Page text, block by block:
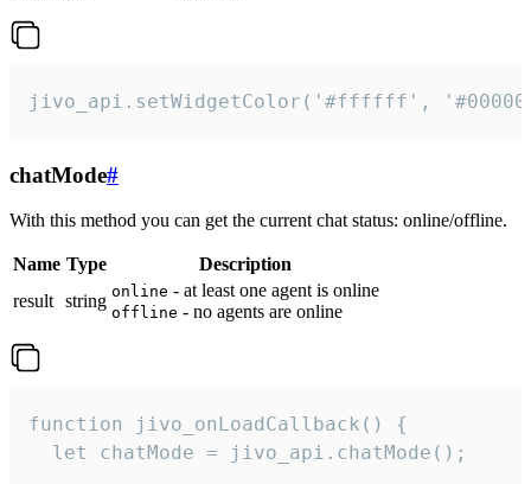
jivo_api.setWidgetColor('#ffffff',
chatMode#
With this method you can get the current chat status: online/offline.
Name Type
Description
result string online - at least one agent is online
offline - no agents are online
function jivo_onLoadCallback() {
  let chatMode = jivo_api.chatMode();